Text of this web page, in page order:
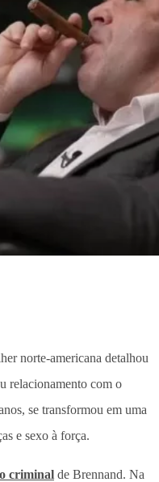
norte-americana detalhou
relacionamento com o
se transformou em uma
e sexo à força.
criminal de Brennand. Na